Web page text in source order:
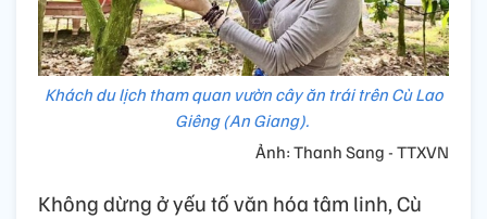
Khách du lịch tham quan vườn cây ăn trái trên Cù Lao
Giêng (An Giang).
Ảnh: Thanh Sang - TTXVN
Không dừng ở yếu tố văn hóa tâm linh, Cù